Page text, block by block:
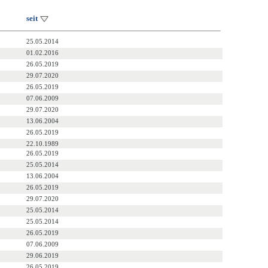
seit
25.05.2014
01.02.2016
26.05.2019
29.07.2020
26.05.2019
07.06.2009
29.07.2020
13.06.2004
26.05.2019
22.10.1989
26.05.2019
25.05.2014
13.06.2004
26.05.2019
29.07.2020
25.05.2014
25.05.2014
26.05.2019
07.06.2009
29.06.2019
26.05.2019